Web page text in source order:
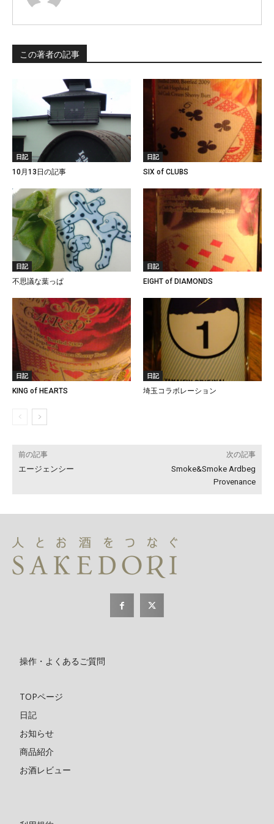
この著者の記事
日記
10月13日の記事
日記
SIX of CLUBS
日記
不思議な葉っぱ
日記
EIGHT of DIAMONDS
日記
KING of HEARTS
日記
埼玉コラボレーション
前の記事
エージェンシー
次の記事
Smoke&Smoke Ardbeg
Provenance
操作・よくあるご質問
TOPページ
日記
お知らせ
商品紹介
お酒レビュー